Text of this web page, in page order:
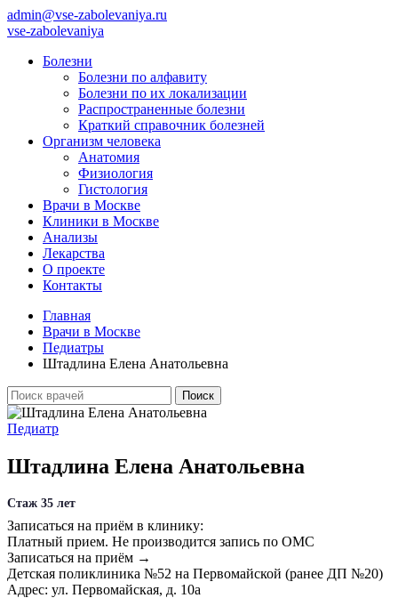
admin@vse-zabolevaniya.ru
vse-zabolevaniya
Болезни
Болезни по алфавиту
Болезни по их локализации
Распространенные болезни
Краткий справочник болезней
Организм человека
Анатомия
Физиология
Гистология
Врачи в Москве
Клиники в Москве
Анализы
Лекарства
О проекте
Контакты
Главная
Врачи в Москве
Педиатры
Штадлина Елена Анатольевна
Педиатр
Штадлина Елена Анатольевна
Стаж 35 лет
Записаться на приём в клинику:
Платный прием. Не производится запись по ОМС
Записаться на приём →
Детская поликлиника №52 на Первомайской (ранее ДП №20)
Адрес: ул. Первомайская, д. 10а